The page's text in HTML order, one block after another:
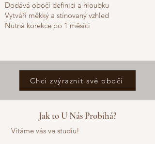
Dodává obočí definici a hloubku
Vytváří měkký a stínovaný vzhled
Nutná korekce po 1 měsíci
Chci zvýraznit své obočí
Jak to U Nás Probíhá?
Vítáme vás ve studiu!